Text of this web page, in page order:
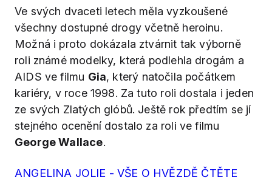
Ve svých dvaceti letech měla vyzkoušené
všechny dostupné drogy včetně heroinu.
Možná i proto dokázala ztvárnit tak výborně
roli známé modelky, která podlehla drogám a
AIDS ve filmu Gia, který natočila počátkem
kariéry, v roce 1998. Za tuto roli dostala i jeden
ze svých Zlatých glóbů. Ještě rok předtím se jí
stejného ocenění dostalo za roli ve filmu
George Wallace.
ANGELINA JOLIE - VŠE O HVĚZDĚ ČTĚTE